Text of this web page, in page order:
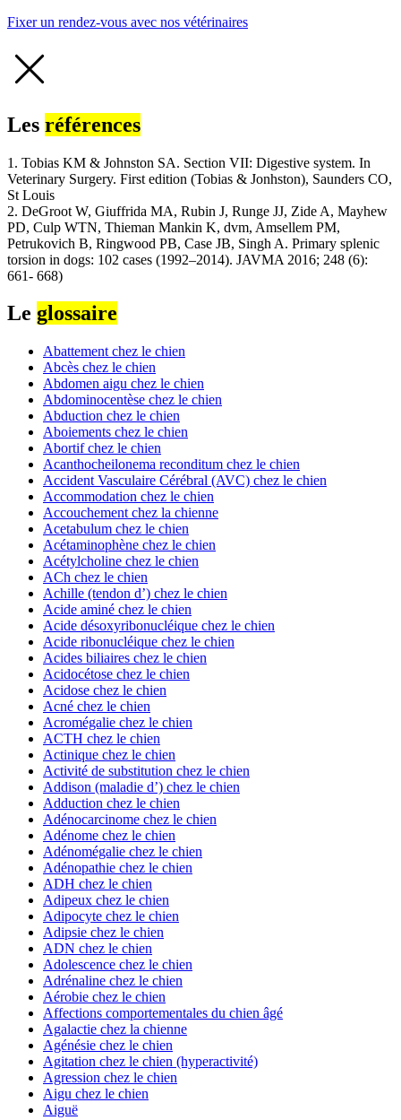
Fixer un rendez-vous avec nos vétérinaires
Les références
1. Tobias KM & Johnston SA. Section VII: Digestive system. In
Veterinary Surgery. First edition (Tobias & Jonhston), Saunders CO,
St Louis
2. DeGroot W, Giuffrida MA, Rubin J, Runge JJ, Zide A, Mayhew
PD, Culp WTN, Thieman Mankin K, dvm, Amsellem PM,
Petrukovich B, Ringwood PB, Case JB, Singh A. Primary splenic
torsion in dogs: 102 cases (1992–2014). JAVMA 2016; 248 (6):
661- 668)
Le glossaire
Abattement chez le chien
Abcès chez le chien
Abdomen aigu chez le chien
Abdominocentèse chez le chien
Abduction chez le chien
Aboiements chez le chien
Abortif chez le chien
Acanthocheilonema reconditum chez le chien
Accident Vasculaire Cérébral (AVC) chez le chien
Accommodation chez le chien
Accouchement chez la chienne
Acetabulum chez le chien
Acétaminophène chez le chien
Acétylcholine chez le chien
ACh chez le chien
Achille (tendon d’) chez le chien
Acide aminé chez le chien
Acide désoxyribonucléique chez le chien
Acide ribonucléique chez le chien
Acides biliaires chez le chien
Acidocétose chez le chien
Acidose chez le chien
Acné chez le chien
Acromégalie chez le chien
ACTH chez le chien
Actinique chez le chien
Activité de substitution chez le chien
Addison (maladie d’) chez le chien
Adduction chez le chien
Adénocarcinome chez le chien
Adénome chez le chien
Adénomégalie chez le chien
Adénopathie chez le chien
ADH chez le chien
Adipeux chez le chien
Adipocyte chez le chien
Adipsie chez le chien
ADN chez le chien
Adolescence chez le chien
Adrénaline chez le chien
Aérobie chez le chien
Affections comportementales du chien âgé
Agalactie chez la chienne
Agénésie chez le chien
Agitation chez le chien (hyperactivité)
Agression chez le chien
Aigu chez le chien
Aiguë